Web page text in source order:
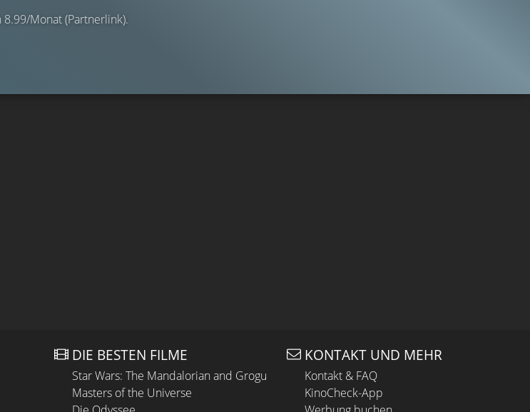
8.99/Monat (Partnerlink).
DIE BESTEN FILME
Star Wars: The Mandalorian and Grogu
Masters of the Universe
KONTAKT UND MEHR
Kontakt & FAQ
KinoCheck-App